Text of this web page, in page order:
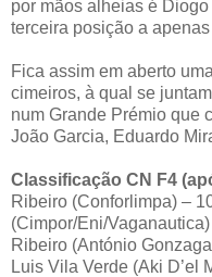
por mãos alheias é
terceira posição a
Fica assim em aberto
cimeiros, à qual se
num Grande Prémio que
João Garcia, Eduardo
Classificação CN F4
Ribeiro (Conforlimpa) –
(Cimpor/Eni/
Ribeiro (António
Luis Vila Verde (Aki D’el